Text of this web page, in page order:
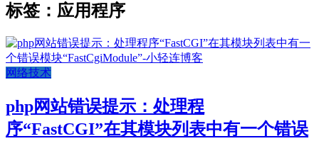
标签：应用程序
网络技术
php网站错误提示：处理程
序“FastCGI”在其模块列表中有一个错误